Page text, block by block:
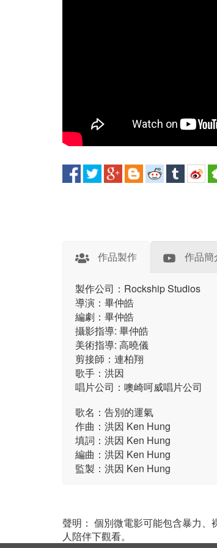
作品製作 作品簡
製作公司：Rockship Studios
導演：畢仲皓
編劇：畢仲皓
攝影指導: 畢仲皓
美術指導: 高曉儀
剪接師：連柏翔
歌手：洪因
唱片公司：噢崎呵威唱片公司
歌名：告別的運氣
作曲：洪因 Ken Hung
填詞：洪因 Ken Hung
編曲：洪因 Ken Hung
監製：洪因 Ken Hung
聲明： 個別微電影可能包含暴力
人陪伴下觀看。